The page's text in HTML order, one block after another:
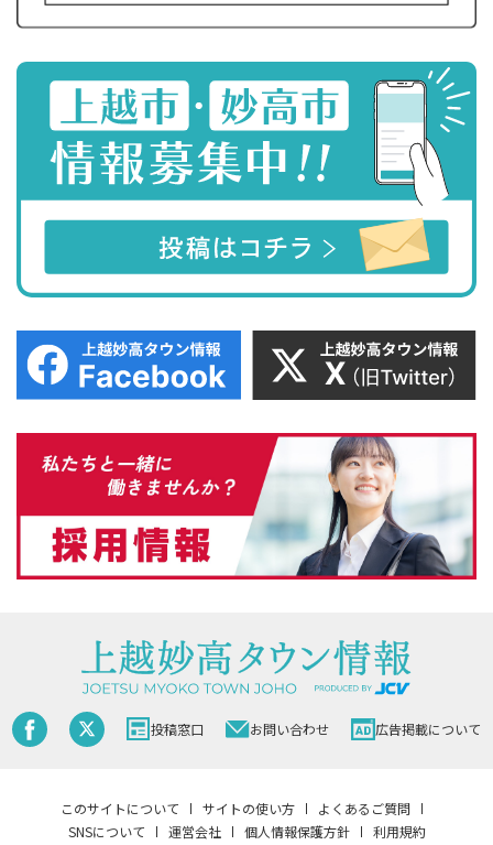
投稿窓口 お問い合わせ 広告掲載について
このサイトについて サイトの使い方
よくあるご質問
SNSについて
運営会社 個人情報保護方針 利用規約